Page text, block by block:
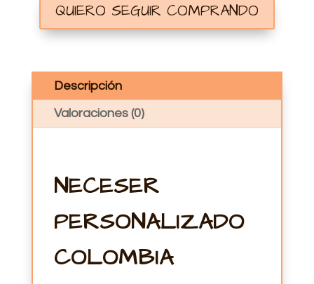
QUIERO SEGUIR COMPRANDO
Descripción
Valoraciones (0)
NECESER
PERSONALIZADO
COLOMBIA